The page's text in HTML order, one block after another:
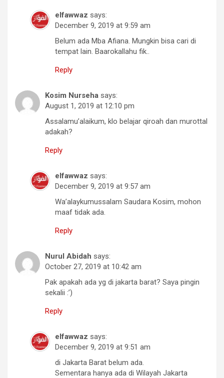
elfawwaz says:
December 9, 2019 at 9:59 am
Belum ada Mba Afiana. Mungkin bisa cari di
tempat lain. Baarokallahu fik..
Reply
Kosim Nurseha says:
August 1, 2019 at 12:10 pm
Assalamu’alaikum, klo belajar qiroah dan murottal
adakah?
Reply
elfawwaz says:
December 9, 2019 at 9:57 am
Wa’alaykumussalam Saudara Kosim, mohon
maaf tidak ada.
Reply
Nurul Abidah says:
October 27, 2019 at 10:42 am
Pak apakah ada yg di jakarta barat? Saya pingin
sekalii :’)
Reply
elfawwaz says:
December 9, 2019 at 9:51 am
di Jakarta Barat belum ada.
Sementara hanya ada di Wilayah Jakarta